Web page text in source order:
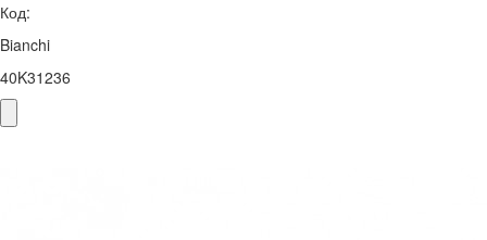
Код:
Bianchi
40K31236